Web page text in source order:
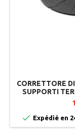
CORRETTORE
SUPPORTI
 Expédié en